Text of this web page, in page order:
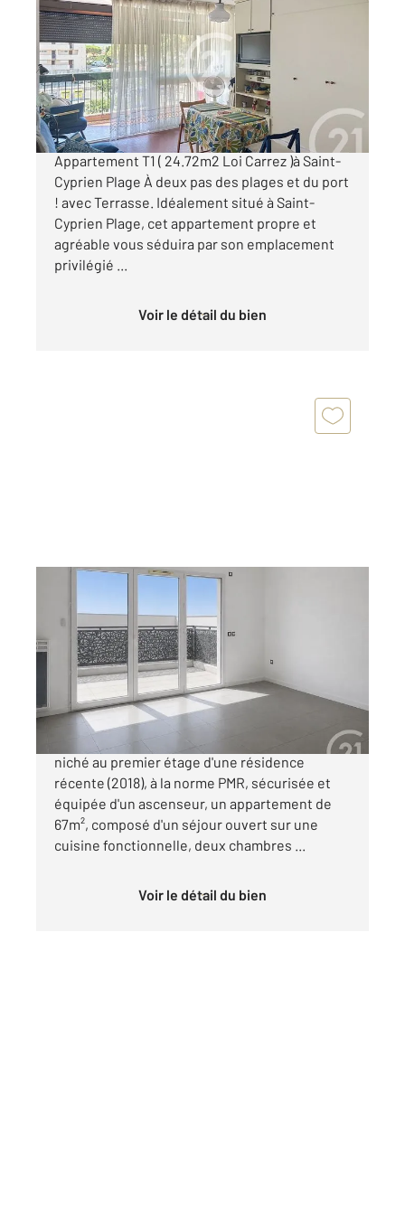
24,72 m2, 1 pièce
Ref : 6198
Appartement T1 à vendre
94 000 €
Uniquement chez CENTURY 21 - ELNE
Appartement T1 ( 24.72m2 Loi Carrez )à Saint-
Cyprien Plage À deux pas des plages et du port
! avec Terrasse. Idéalement situé à Saint-
Cyprien Plage, cet appartement propre et
agréable vous séduira par son emplacement
privilégié ...
Voir le détail du bien
76,10 m
Ref : 6181
Appartement F3 à vendre
240 000 €
CENTURY21, vous propose à SAINT CYPRIEN,
niché au premier étage d'une résidence
récente (2018), à la norme PMR, sécurisée et
équipée d'un ascenseur, un appartement de
67m², composé d'un séjour ouvert sur une
cuisine fonctionnelle, deux chambres ...
Voir le détail du bien